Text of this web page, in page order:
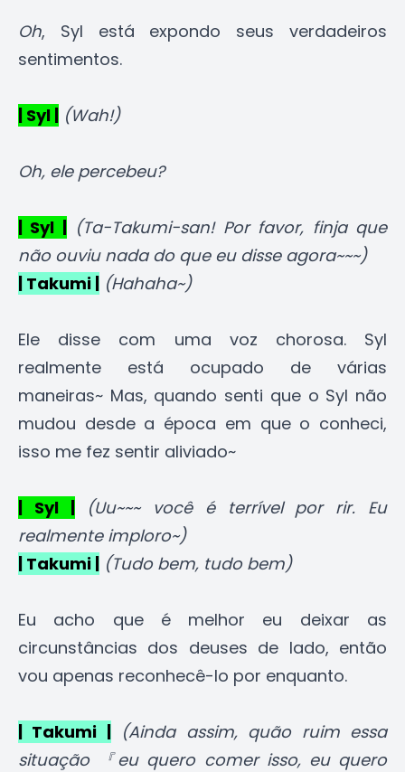
Oh, Syl está expondo seus verdadeiros
sentimentos.
| Syl | (Wah!)
Oh, ele percebeu?
| Syl | (Ta-Takumi-san! Por favor, finja que
não ouviu nada do que eu disse agora~~~)
| Takumi | (Hahaha~)
Ele disse com uma voz chorosa. Syl
realmente está ocupado de várias
maneiras~ Mas, quando senti que o Syl não
mudou desde a época em que o conheci,
isso me fez sentir aliviado~
| Syl |
(Uu~~~ você é terrível por rir. Eu
realmente imploro~)
| Takumi | (Tudo bem, tudo bem)
Eu acho que é melhor eu deixar as
circunstâncias dos deuses de lado, então
vou apenas reconhecê-lo por enquanto.
| Takumi | (Ainda assim, quão ruim essa
situação 『eu quero comer isso, eu quero